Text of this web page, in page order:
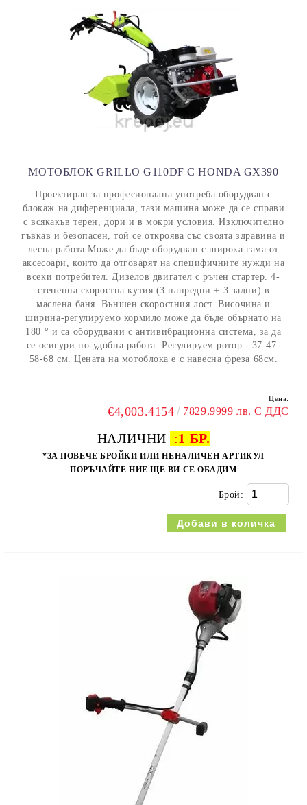
МОТОБЛОК GRILLO G110DF С HONDA GX390
Проектиран за професионална употреба оборудван с
блокаж на диференциала, тази машина може да се справи
с всякакъв терен, дори и в мокри условия. Изключително
гъвкав и безопасен, той се откроява със своята здравина и
лесна работа.Може да бъде оборудван с широка гама от
аксесоари, които да отговарят на специфичните нужди на
всеки потребител. Дизелов двигател с ръчен стартер. 4-
степенна скоростна кутия (3 напредни + 3 задни) в
маслена баня. Външен скоростния лост. Височина и
ширина-регулируемо кормило може да бъде обърнато на
180 ° и са оборудвани с антивибрационна система, за да
се осигури по-удобна работа. Регулируем ротор - 37-47-
58-68 см. Цената на мотоблока е с навесна фреза 68см.
Цена:
€4,003.4154 7829.9999 лв. С ДДС
НАЛИЧНИ :1 БР.
*ЗА ПОВЕЧЕ БРОЙКИ ИЛИ НЕНАЛИЧЕН АРТИКУЛ
ПОРЪЧАЙТЕ НИЕ ЩЕ ВИ СЕ ОБАДИМ
Брой: